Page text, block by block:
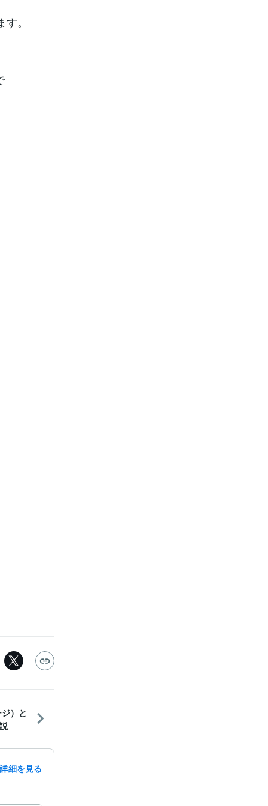
。
）と
細を見る